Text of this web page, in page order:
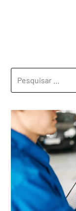
POR: